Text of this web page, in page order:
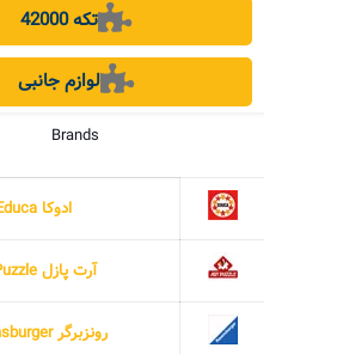
42000 تکه
لوازم جانبی
Brands
ادوکا Educa
آرت پازل Art Puzzle
رونزبرگر Ravensburger